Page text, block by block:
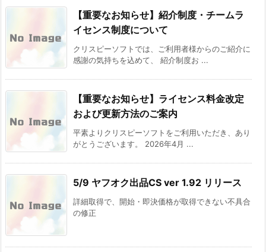
【重要なお知らせ】紹介制度・チームラ
イセンス制度について
クリスピーソフトでは、ご利用者様からのご紹介に
感謝の気持ちを込めて、 紹介制度お ...
【重要なお知らせ】ライセンス料金改定
および更新方法のご案内
平素よりクリスピーソフトをご利用いただき、あり
がとうございます。 2026年4月 ...
5/9 ヤフオク出品CS ver 1.92 リリース
詳細取得で、開始・即決価格が取得できない不具合
の修正